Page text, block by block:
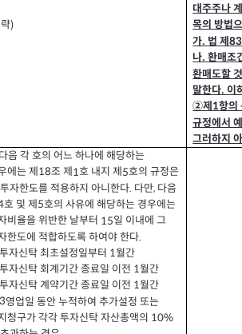
)
대주주나
목의 방법
가. 법 제83
나.환매조
환매도할
말한다. 이
②제 1항의
규정에서
그러하지
다음 각 호의 어느 하나에 해당하는
에는 제 18조 제 1호 내지 제 5호의 규정은
자한도를 적용하지 아니한다. 다만, 다음
호 및 제 5호의 사유에 해당하는 경우에는
비율을 위반한 날부터 15일 이내에 그
한도에 적합하도록 하여야 한다.
투자신탁 최초설정일부터 1월간
투자신탁 회계기간 종료일 이전 1월간
투자신탁 계약기간 종료일 이전 1월간
3영업일 동안 누적하여 추가설정 또는
청구가 각각 투자신탁 자산총액의 10%